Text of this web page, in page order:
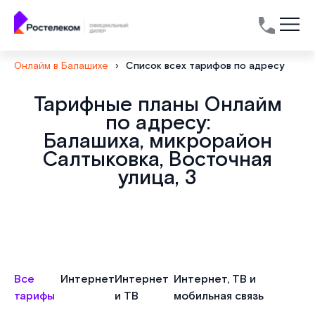
Онлайм в Балашихе › Список всех тарифов по адресу
Тарифные планы Онлайм
по адресу:
Балашиха, микрорайон
Салтыковка, Восточная
улица, 3
Все
тарифы
ИнтернетИнтернет
и ТВ
Интернет, ТВ и
мобильная связь